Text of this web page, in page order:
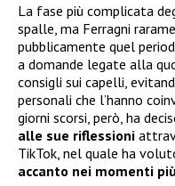
La fase più complicata
spalle, ma Ferragni
pubblicamente quel
a domande legate alla
consigli sui capelli,
personali che l’hanno
giorni scorsi, però, ha
alle sue riflessioni
TikTok, nel quale ha
accanto nei momenti